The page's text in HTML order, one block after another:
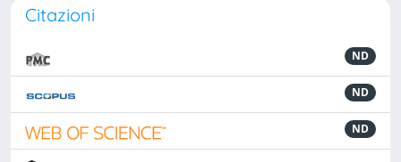
Citazioni
ND
ND
ND